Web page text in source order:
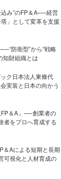
み”のFP＆A──経営
」として変革を支援
防衛型”から“戦略
知財組織とは
ク日本法人東條代
実装と日本の向かう
FP＆A」──創業者の
者をプロへ育成する
＆Aによる短期と長期
可視化と人材育成の